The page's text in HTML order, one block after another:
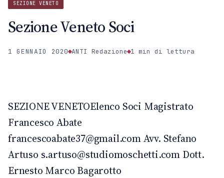
SEZIONE VENETO
Sezione Veneto Soci
1 GENNAIO 2020 ANTI Redazione 1 min di lettura
SEZIONE VENETOElenco Soci Magistrato
Francesco Abate
francescoabate37@gmail.com Avv. Stefano
Artuso s.artuso@studiomoschetti.com Dott.
Ernesto Marco Bagarotto